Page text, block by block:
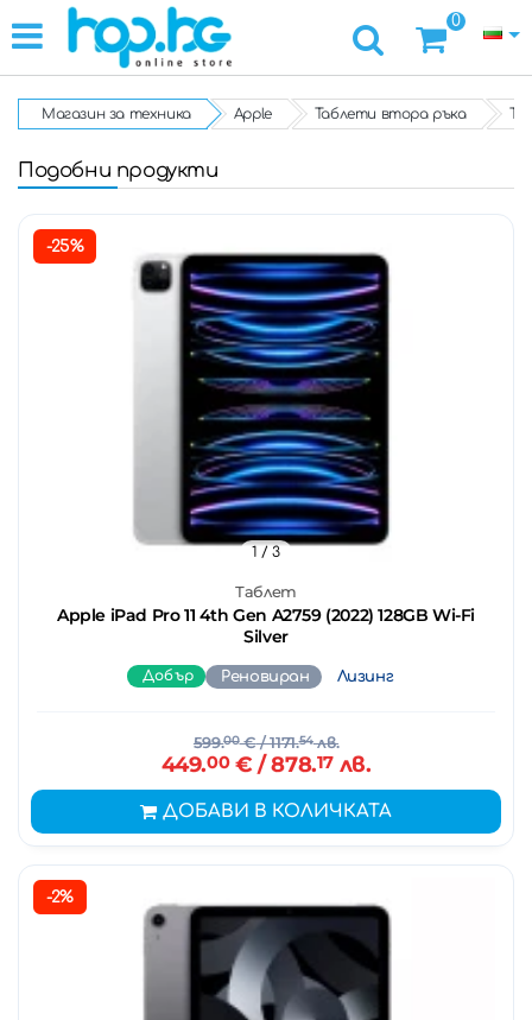
0
Магазин за техника Apple Таблети втора ръка
Подобни продукти
-25%
Таблет
Apple iPad Pro 11 4th Gen A2759 (2022) 128GB Wi-Fi
Silver
1 / 3
Добър Реновиран Лизинг
599.00€/ 1171.54лв.
449.00€ / 878.17лв.
ДОБАВИ В КОЛИЧКАТА
-2%